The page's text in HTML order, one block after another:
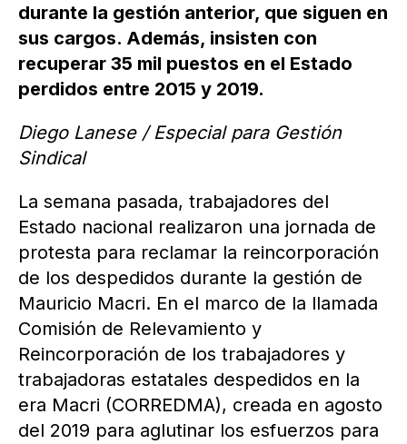
durante la gestión anterior, que siguen en
sus cargos. Además, insisten con
recuperar 35 mil puestos en el Estado
perdidos entre 2015 y 2019.
Diego Lanese / Especial para Gestión
Sindical
La semana pasada, trabajadores del
Estado nacional realizaron una jornada de
protesta para reclamar la reincorporación
de los despedidos durante la gestión de
Mauricio Macri. En el marco de la llamada
Comisión de Relevamiento y
Reincorporación de los trabajadores y
trabajadoras estatales despedidos en la
era Macri (CORREDMA), creada en agosto
del 2019 para aglutinar los esfuerzos para